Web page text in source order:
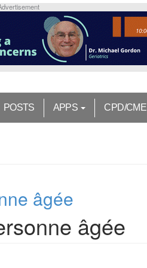
POSTS APPS CPD/CME
âgée
âgée